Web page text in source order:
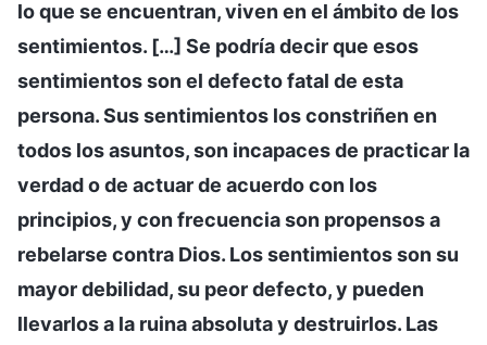
lo que se encuentran, viven en el ámbito de los
sentimientos. […] Se podría decir que esos
sentimientos son el defecto fatal de esta
persona. Sus sentimientos los constriñen en
todos los asuntos, son incapaces de practicar la
verdad o de actuar de acuerdo con los
principios, y con frecuencia son propensos a
rebelarse contra Dios. Los sentimientos son su
mayor debilidad, su peor defecto, y pueden
llevarlos a la ruina absoluta y destruirlos. Las